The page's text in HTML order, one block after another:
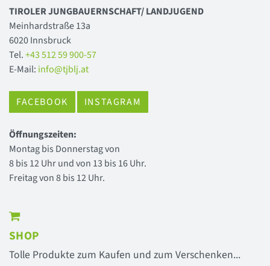
TIROLER JUNGBAUERNSCHAFT/ LANDJUGEND
Meinhardstraße 13a
6020 Innsbruck
Tel.+43 512 59 900-57
E-Mail: info@tjblj.at
FACEBOOK INSTAGRAM
Öffnungszeiten:
Montag bis Donnerstag von
8 bis 12 Uhr und von 13 bis 16 Uhr.
Freitag von 8 bis 12 Uhr.
SHOP
Tolle Produkte zum Kaufen und zum Verschenken...